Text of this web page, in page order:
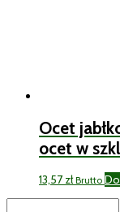
Ocet
ocet w
13,57zł Brutto